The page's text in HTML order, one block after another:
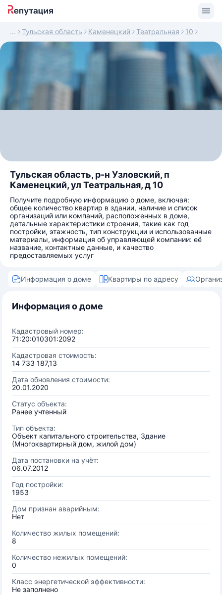
Тульская область Каменецкий Театральная 10
Тульская область, р-н Узловский, п
Каменецкий, ул Театральная, д 10
Получите подробную информацию о доме, включая:
общее количество квартир в здании, наличие и список
организаций или компаний, расположенных в доме,
детальные характеристики строения, такие как год
постройки, этажность, тип конструкции и использованные
материалы, информация об управляющей компании: её
название, контактные данные, и качество
предоставляемых услуг
Информация о доме Квартиры по адресу
Информация о доме
Кадастровый номер:
71:20:010301:2092
Кадастровая стоимость:
14 733 187,13
Дата обновления стоимости:
20.01.2020
Статус объекта:
Ранее учтенный
Тип объекта:
Объект капитального строительства, Здание
(Многоквартирный дом, жилой дом)
Дата постановки на учёт:
06.07.2012
Год постройки:
1953
Дом признан аварийным:
Нет
Количество жилых помещений:
8
Количество нежилых помещений:
0
Класс энергетической эффективности:
Не заполнено